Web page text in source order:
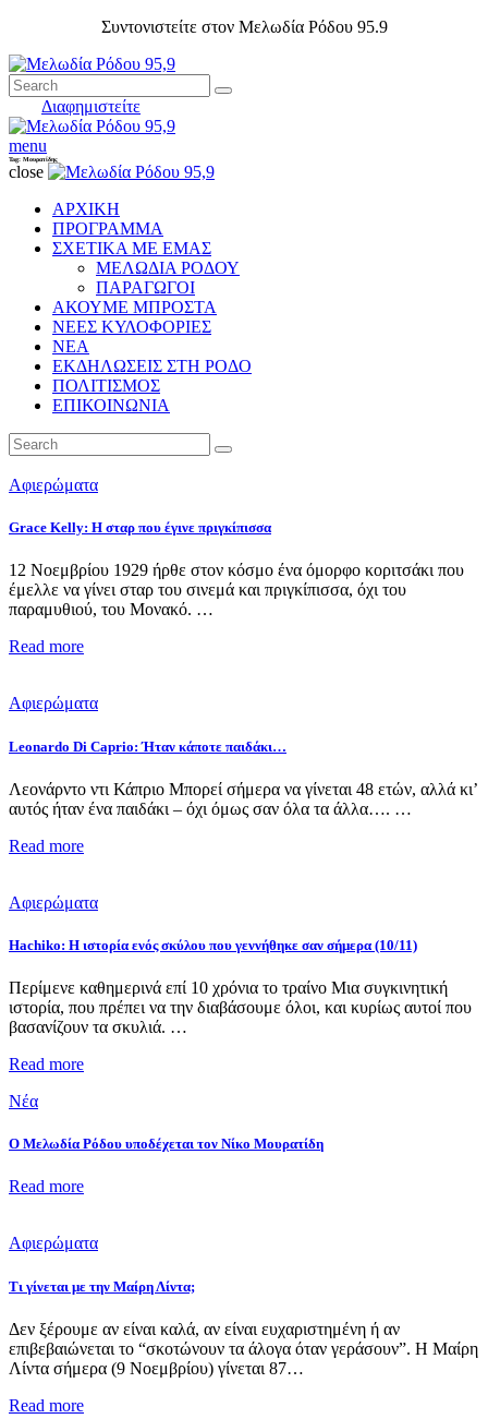
Συντονιστείτε στον Μελωδία Ρόδου 95.9
Διαφημιστείτε
menu
Tag: Μουρατίδης
close
ΑΡΧΙΚΗ
ΠΡΟΓΡΑΜΜΑ
ΣΧΕΤΙΚΑ ΜΕ ΕΜΑΣ
ΜΕΛΩΔΙΑ ΡΟΔΟΥ
ΠΑΡΑΓΩΓΟΙ
ΑΚΟΥΜΕ ΜΠΡΟΣΤΑ
ΝΕΕΣ ΚΥΛΟΦΟΡΙΕΣ
ΝΕΑ
ΕΚΔΗΛΩΣΕΙΣ ΣΤΗ ΡΟΔΟ
ΠΟΛΙΤΙΣΜΟΣ
ΕΠΙΚΟΙΝΩΝΙΑ
Αφιερώματα
Grace Kelly: Η σταρ που έγινε πριγκίπισσα
12 Νοεμβρίου 1929 ήρθε στον κόσμο ένα όμορφο κοριτσάκι που
έμελλε να γίνει σταρ του σινεμά και πριγκίπισσα, όχι του
παραμυθιού, του Μονακό. …
Read more
Αφιερώματα
Leonardo Di Caprio: Ήταν κάποτε παιδάκι…
Λεονάρντο ντι Κάπριο Μπορεί σήμερα να γίνεται 48 ετών, αλλά κι’
αυτός ήταν ένα παιδάκι – όχι όμως σαν όλα τα άλλα…. …
Read more
Αφιερώματα
Hachiko: Η ιστορία ενός σκύλου που γεννήθηκε σαν σήμερα (10/11)
Περίμενε καθημερινά επί 10 χρόνια το τραίνο Μια συγκινητική
ιστορία, που πρέπει να την διαβάσουμε όλοι, και κυρίως αυτοί που
βασανίζουν τα σκυλιά. …
Read more
Νέα
Ο Μελωδία Ρόδου υποδέχεται τον Νίκο Μουρατίδη
Read more
Αφιερώματα
Τι γίνεται με την Μαίρη Λίντα;
Δεν ξέρουμε αν είναι καλά, αν είναι ευχαριστημένη ή αν
επιβεβαιώνεται το “σκοτώνουν τα άλογα όταν γεράσουν”. Η Μαίρη
Λίντα σήμερα (9 Νοεμβρίου) γίνεται 87…
Read more